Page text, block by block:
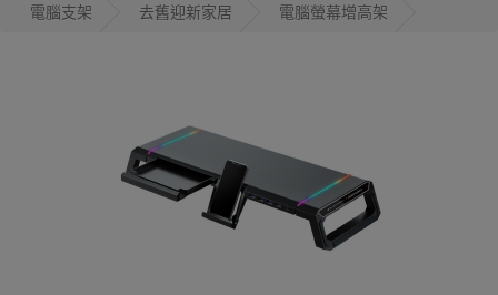
電腦支架 去舊迎新家居 電腦螢幕增高架